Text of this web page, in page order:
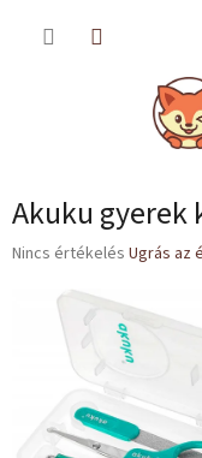
Akuku
A
átlagos
értékelése
Nincs értékelés Ugrás az